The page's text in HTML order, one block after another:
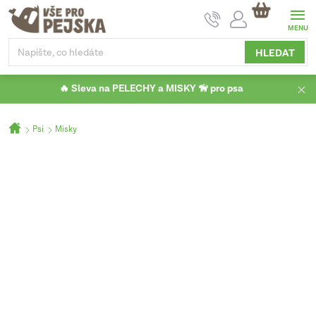
Přejít
obsah
HLEDAT
NÁKUPNÍ
KOŠÍK
🔥 Sleva na PELECHY a MISKY 🦮 pro psa
Domů
Psi Misky